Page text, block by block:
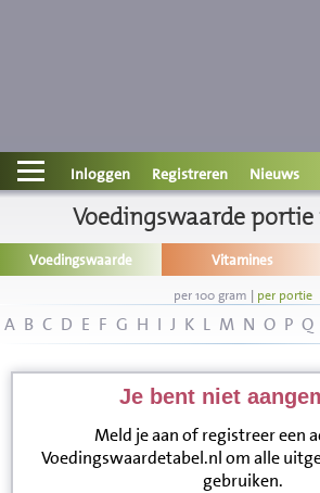
Contact
Informatie
Disclaimer
Inloggen Registreren Nieuws
Voedingswaarde
Voedingswaarde Vitamines
per 100 gram | per portie
A B C D E F G H I J K L M N O P Q
Je bent niet
Meld je aan of registreer een
Voedingswaardetabel.nl om alle
gebruiken.